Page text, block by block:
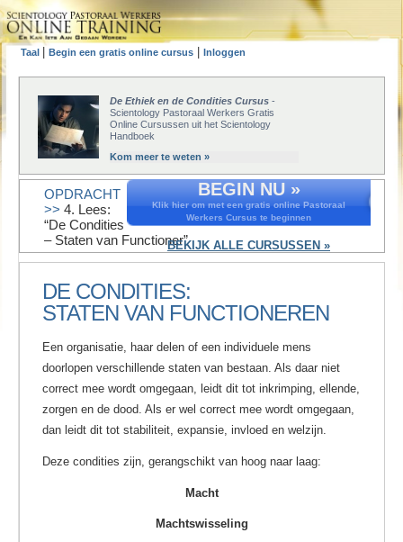
Taal Begin een gratis online cursus Inloggen
De Ethiek en de Condities Cursus -
Scientology Pastoraal Werkers Gratis
Online Cursussen uit het Scientology
Handboek
Kom meer te weten »
BEGIN NU »
Klik hier om met een gratis online Pastoraal
Werkers Cursus te beginnen
BEKIJK ALLE CURSUSSEN »
OPDRACHT
>> 4. Lees:
“De Condities
– Staten van Functioner”
DE CONDITIES:
STATEN VAN FUNCTIONEREN
Een organisatie, haar delen of een individuele mens
doorlopen verschillende staten van bestaan. Als daar niet
correct mee wordt omgegaan, leidt dit tot inkrimping, ellende,
zorgen en de dood. Als er wel correct mee wordt omgegaan,
dan leidt dit tot stabiliteit, expansie, invloed en welzijn.
Deze condities zijn, gerangschikt van hoog naar laag:
Macht
Machtswisseling